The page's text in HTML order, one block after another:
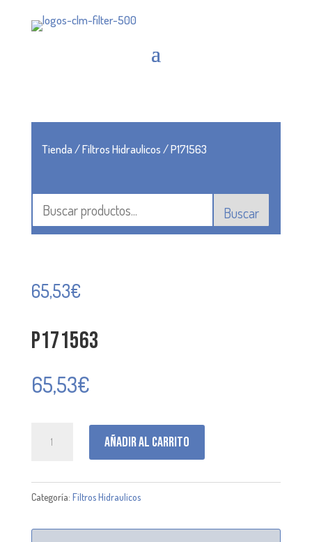
Tienda/Filtros Hidraulicos/ P171563
Buscar
65,53€
P171563
65,53€
Añadir al carrito
Categoría: Filtros Hidraulicos